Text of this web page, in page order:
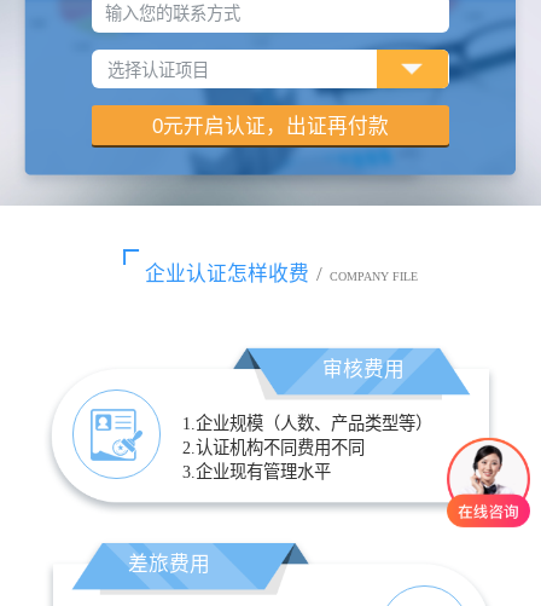
输入您的联系方式
企业认证怎样收费 / COMPANY FILE
审核费用
1.企业规模（人数、产品类型等）
2.认证机构不同费用不同
3.企业现有管理水平
差旅费用